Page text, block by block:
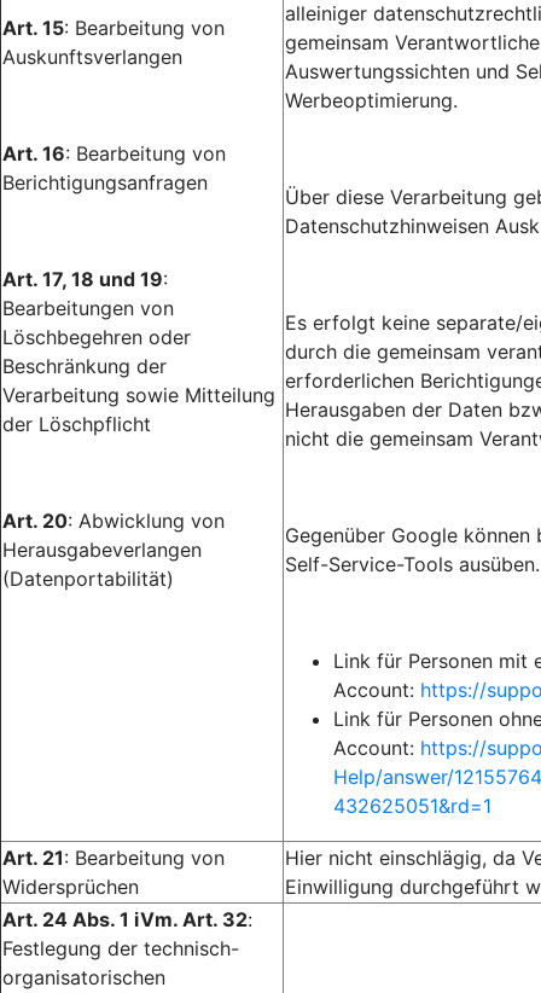
Art. 15: Bearbeitung von
Auskunftsverlangen
Art. 16: Bearbeitung von
Berichtigungsanfragen
Art. 17, 18 und 19:
Bearbeitungen von
Löschbegehren oder
Beschränkung der
Verarbeitung sowie Mitteilung
der Löschpflicht
Art. 20: Abwicklung von
Herausgabeverlangen
(Datenportabilität)
alleiniger
gemeinsam
Auswertungssichten und
Werbeoptimierung.
Über diese Verarbeitung
Datenschutzhinweisen
Es erfolgt keine separate/
durch die gemeinsam
erforderlichen
Herausgaben der Daten
nicht die gemeinsam
Gegenüber Google
Self-Service-Tools ausüben.
Link für Personen mit
Account: https://
Link für Personen
Account: https://
Help/answer/
432625051&rd=1
Art. 21: Bearbeitung von
Widersprüchen
Hier nicht einschlägig, da
Einwilligung durchgeführt
Art. 24 Abs. 1 iVm. Art. 32:
Festlegung der technisch-
organisatorischen